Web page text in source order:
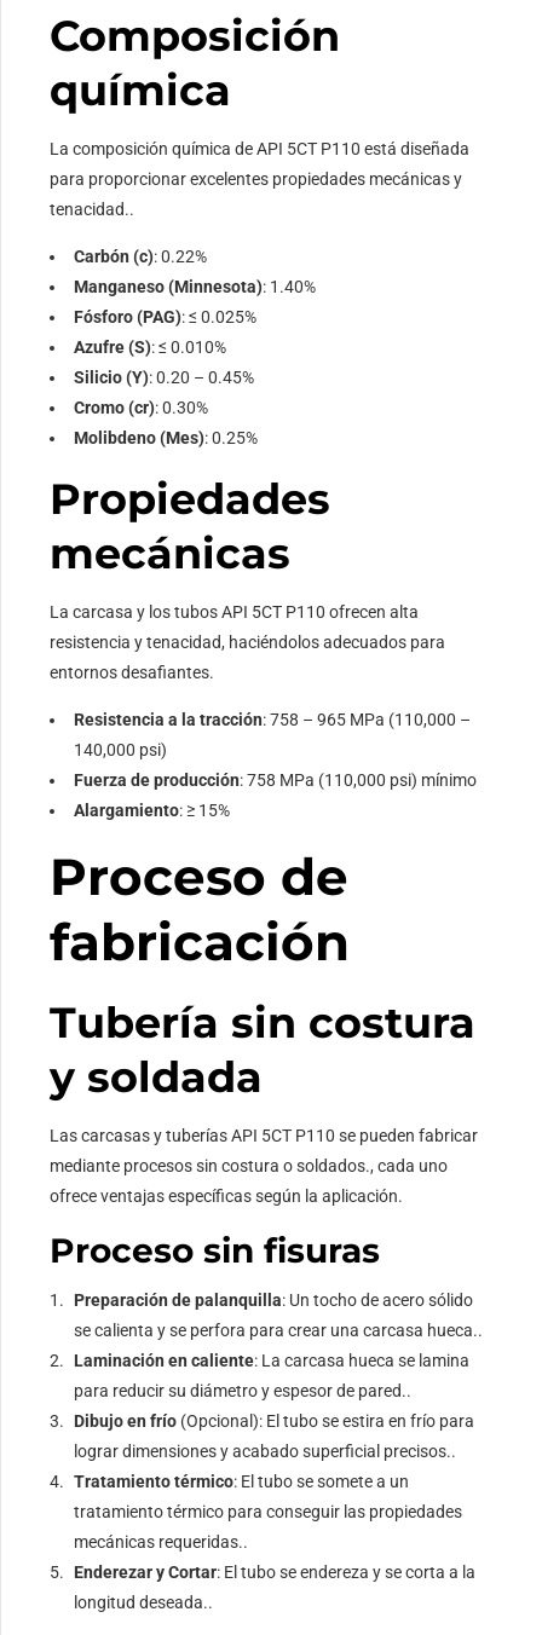
Composición
química
La composición química de API 5CT P110 está diseñada
para proporcionar excelentes propiedades mecánicas y
tenacidad..
Carbón (c): 0.22%
Manganeso (Minnesota): 1.40%
Fósforo (PAG): ≤ 0.025%
Azufre (S): ≤ 0.010%
Silicio (Y): 0.20 – 0.45%
Cromo (cr): 0.30%
Molibdeno (Mes): 0.25%
Propiedades
mecánicas
La carcasa y los tubos API 5CT P110 ofrecen alta
resistencia y tenacidad, haciéndolos adecuados para
entornos desafiantes.
Resistencia a la tracción: 758 – 965 MPa (110,000 –
140,000 psi)
Fuerza de producción: 758 MPa (110,000 psi) mínimo
Alargamiento: ≥ 15%
Proceso de
fabricación
Tubería sin costura
y soldada
Las carcasas y tuberías API 5CT P110 se pueden fabricar
mediante procesos sin costura o soldados., cada uno
ofrece ventajas específicas según la aplicación.
Proceso sin fisuras
Preparación de palanquilla: Un tocho de acero sólido
se calienta y se perfora para crear una carcasa hueca..
Laminación en caliente: La carcasa hueca se lamina
para reducir su diámetro y espesor de pared..
Dibujo en frío (Opcional): El tubo se estira en frío para
lograr dimensiones y acabado superficial precisos..
Tratamiento térmico: El tubo se somete a un
tratamiento térmico para conseguir las propiedades
mecánicas requeridas..
Enderezar y Cortar: El tubo se endereza y se corta a la
longitud deseada..